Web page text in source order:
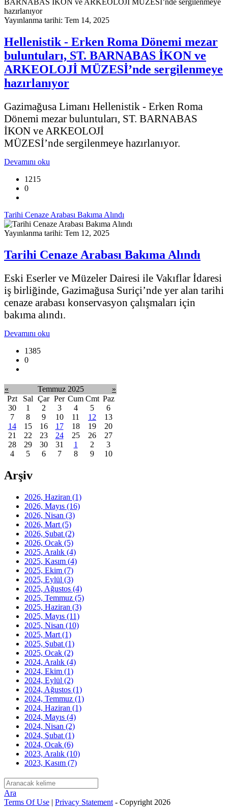
Yayınlanma tarihi: Tem 14, 2025
Hellenistik - Erken Roma Dönemi mezar
buluntuları, ST. BARNABAS İKON ve
ARKEOLOJİ MÜZESİ’nde sergilenmeye
hazırlanıyor
Gazimağusa Limanı Hellenistik - Erken Roma
Dönemi mezar buluntuları, ST. BARNABAS
İKON ve ARKEOLOJİ
MÜZESİ’nde sergilenmeye hazırlanıyor.
Devamını oku
1215
0
Tarihi Cenaze Arabası Bakıma Alındı
Yayınlanma tarihi: Tem 12, 2025
Tarihi Cenaze Arabası Bakıma Alındı
Eski Eserler ve Müzeler Dairesi ile Vakıflar İdaresi
iş birliğinde, Gazimağusa Suriçi’nde yer alan tarihi
cenaze arabası konservasyon çalışmaları için
bakıma alındı.
Devamını oku
1385
0
« Temmuz 2025
»
Pzt
Sal Çar Per Cum Cmt Paz
30
1 2 3 4 5
6
7
8 9 10 11 12
13
14
15 16 17 18 19
20
21
22 23 24 25 26
27
28
29 30 31 1 2
3
4
5 6 7 8 9 10
Arşiv
2026, Haziran (1)
2026, Mayıs (16)
2026, Nisan (3)
2026, Mart (5)
2026, Şubat (2)
2026, Ocak (5)
2025, Aralık (4)
2025, Kasım (4)
2025, Ekim (7)
2025, Eylül (3)
2025, Ağustos (4)
2025, Temmuz (5)
2025, Haziran (3)
2025, Mayıs (11)
2025, Nisan (10)
2025, Mart (1)
2025, Şubat (1)
2025, Ocak (2)
2024, Aralık (4)
2024, Ekim (1)
2024, Eylül (2)
2024, Ağustos (1)
2024, Temmuz (1)
2024, Haziran (1)
2024, Mayıs (4)
2024, Nisan (2)
2024, Şubat (1)
2024, Ocak (6)
2023, Aralık (10)
2023, Kasım (7)
Ara
Terms Of Use | Privacy Statement - Copyright 2026